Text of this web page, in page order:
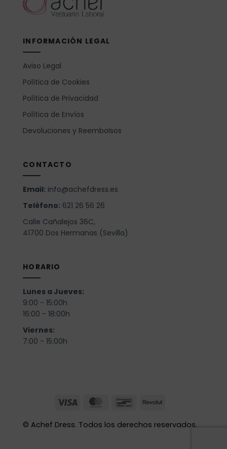
INFORMACIÓN LEGAL
Aviso Legal
Política de Cookies
Política de Privacidad
Política de Envíos
Devoluciones y Reembolsos
CONTACTO
Email: info@achefdress.es
Teléfono: 621 26 56 26
Calle Cañalejos 36C,
41700 Dos Hermanas (Sevilla)
HORARIO
Lunes a Jueves:
9:00 - 15:00h
16:00 - 18:00h
Viernes:
7:00 - 15:00h
© Achef Dress. Todos los derechos reservados.